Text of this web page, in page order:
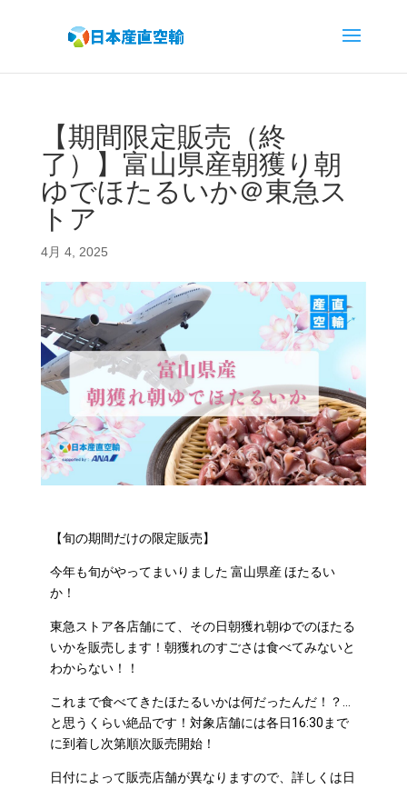
【期間限定販売（終
了）】富山県産朝獲り朝
ゆでほたるいか＠東急ス
トア
4月 4, 2025
【旬の期間だけの限定販売】
今年も旬がやってまいりました 富山県産 ほたるい
か！
東急ストア各店舗にて、その日朝獲れ朝ゆでのほたる
いかを販売します！朝獲れのすごさは食べてみないと
わからない！！
これまで食べてきたほたるいかは何だったんだ！？…
と思うくらい絶品です！対象店舗には各日16:30まで
に到着し次第順次販売開始！
日付によって販売店舗が異なりますので、詳しくは日